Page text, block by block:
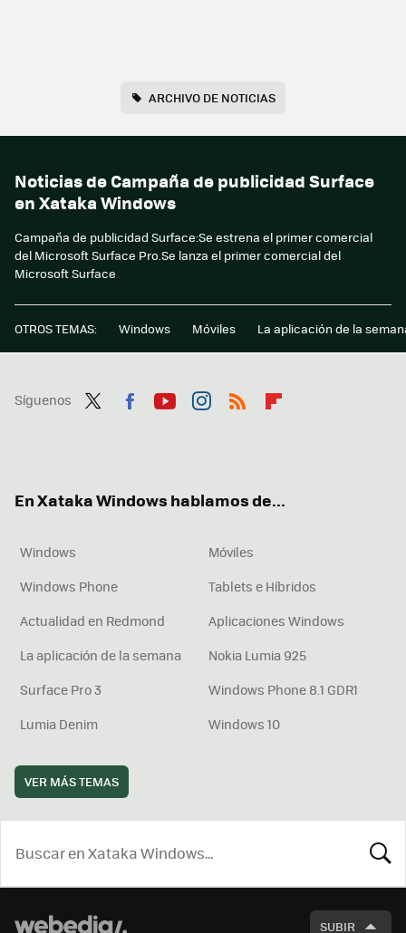
ARCHIVO DE NOTICIAS
Noticias de Campaña de publicidad Surface
en Xataka Windows
Campaña de publicidad Surface:Se estrena el primer comercial
del Microsoft Surface Pro.Se lanza el primer comercial del
Microsoft Surface
OTROS TEMAS: Windows Móviles La aplicación de la
Síguenos
En Xataka Windows hablamos de...
Windows
Móviles
Windows Phone
Tablets e Híbridos
Actualidad en Redmond
Aplicaciones Windows
La aplicación de la semana
Nokia Lumia 925
Surface Pro 3
Windows Phone 8.1 GDR1
Lumia Denim
Windows 10
VER MÁS TEMAS
SUBIR